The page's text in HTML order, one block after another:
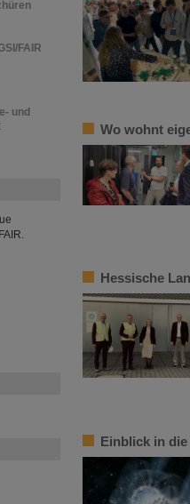
FAIR
und
Wo wohnt
Hessische
Einblick in